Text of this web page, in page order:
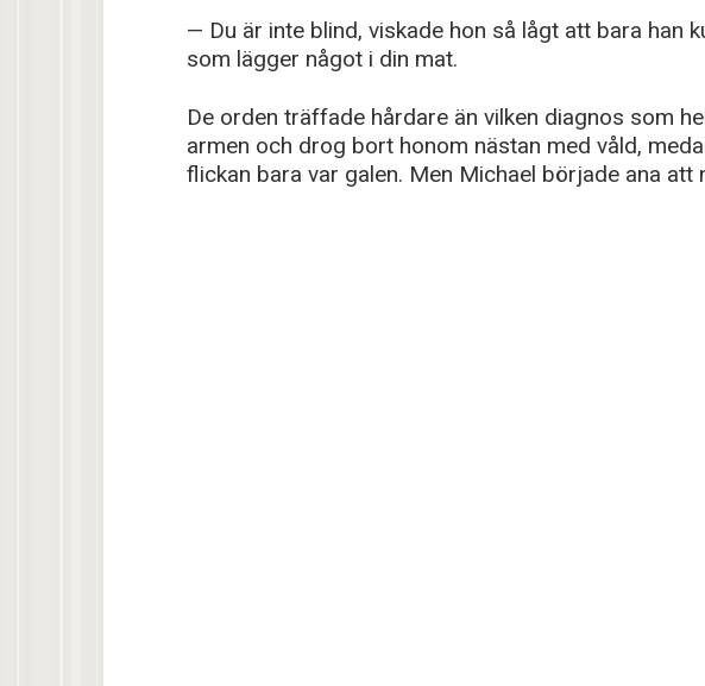
— Du är inte blind, viskade hon så lågt att bara han
som lägger något i din mat.
De orden träffade hårdare än vilken diagnos som
armen och drog bort honom nästan med våld,
flickan bara var galen. Men Michael började ana att